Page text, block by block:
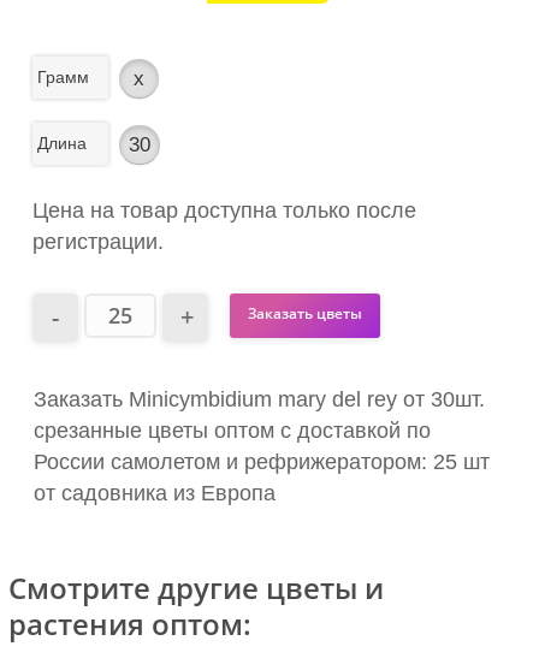
Грамм x
Длина 30
Цена на товар доступна только после
регистрации.
Заказать цветы
Заказать Minicymbidium mary del rey от 30шт.
срезанные цветы оптом с доставкой по
России самолетом и рефрижератором: 25 шт
от садовника из Европа
Смотрите другие цветы и
растения оптом: